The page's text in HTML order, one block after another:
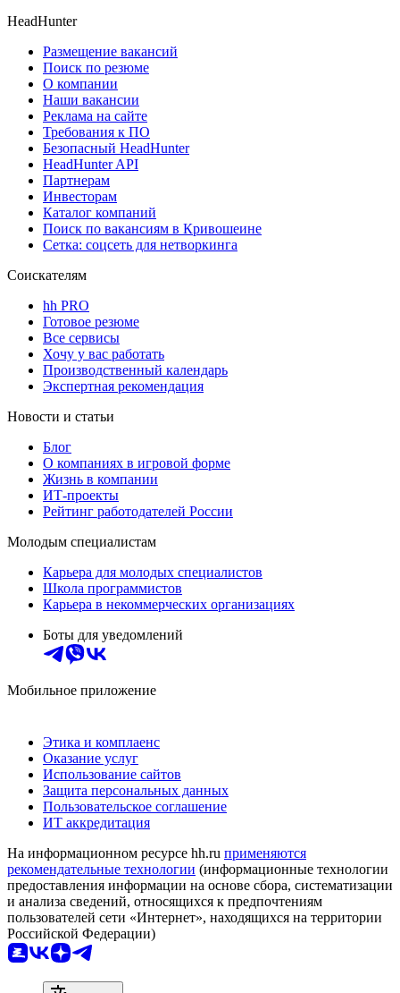
HeadHunter
Размещение вакансий
Поиск по резюме
О компании
Наши вакансии
Реклама на сайте
Требования к ПО
Безопасный HeadHunter
HeadHunter API
Партнерам
Инвесторам
Каталог компаний
Поиск по вакансиям в Кривошеине
Сетка: соцсеть для нетворкинга
Соискателям
hh PRO
Готовое резюме
Все сервисы
Хочу у вас работать
Производственный календарь
Экспертная рекомендация
Новости и статьи
Блог
О компаниях в игровой форме
Жизнь в компании
ИТ-проекты
Рейтинг работодателей России
Молодым специалистам
Карьера для молодых специалистов
Школа программистов
Карьера в некоммерческих организациях
Боты для уведомлений
Мобильное приложение
Этика и комплаенс
Оказание услуг
Использование сайтов
Защита персональных данных
Пользовательское соглашение
ИТ аккредитация
На информационном ресурсе hh.ru применяются
рекомендательные технологии (информационные технологии
предоставления информации на основе сбора, систематизации
и анализа сведений, относящихся к предпочтениям
пользователей сети «Интернет», находящихся на территории
Российской Федерации)